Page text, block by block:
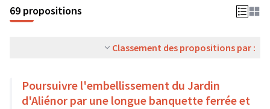
69 propositions
Classement des propositions par :
Poursuivre l'embellissement du Jardin
d'Aliénor par une longue banquette ferrée et